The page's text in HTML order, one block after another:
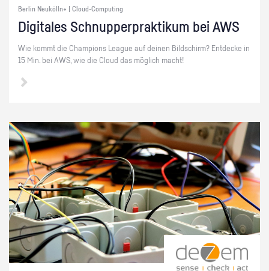
Berlin Neukölln+ | Cloud-Computing
Di­gi­ta­les Schnup­per­prak­ti­kum bei AWS
Wie kommt die Cham­pi­ons Le­ague auf dei­nen Bild­schirm? Ent­de­cke in
15 Min. bei AWS, wie die Cloud das mög­lich macht!